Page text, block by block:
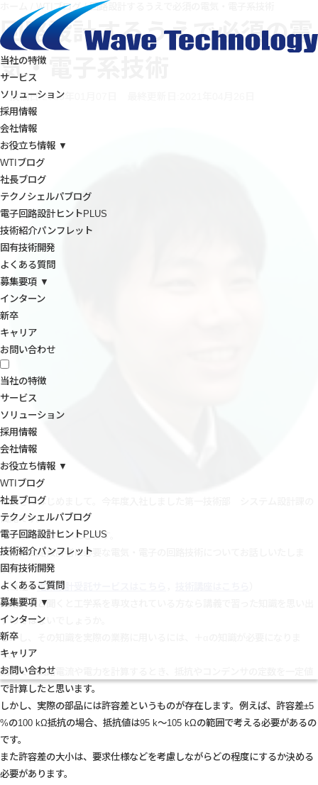
当社の特徴
サービス
ソリューション
採用情報
会社情報
お役立ち情報 ▼
WTIブログ
社長ブログ
テクノシェルパブログ
電子回路設計ヒントPLUS
技術紹介パンフレット
固有技術開発
よくある質問
募集要項 ▼
インターン
新卒
キャリア
お問い合わせ
当社の特徴
サービス
ソリューション
採用情報
会社情報
お役立ち情報 ▼
WTIブログ
社長ブログ
テクノシェルパブログ
電子回路設計ヒントPLUS
技術紹介パンフレット
固有技術開発
よくあるご質問
募集要項 ▼
インターン
新卒
キャリア
お問い合わせ
WTIブログ / 回路設計するうえで必須の電気・電子系技術
回路設計するうえで必須の電
気・電子系技術
投稿日:2020年01月07日
みなさんはじめまして。今年度入社しました第一技術部 システム設計課の
高尾です。
よろしくお願いいたします。
今回は回路設計者に必要な電気・電子の回路技術についてお話しいたしま
す。
（当社の 電気設計受託サービスはこちら
回路技術と聞くと工学系を専攻されている方なら講義で習った知識を思い出
すのではないでしょうか。
しかし、その知識を実際の業務に用いるには、＋αの知識が必要になりま
す。
講義では回路電流や電力を計算するとき、抵抗やコンデンサの定数を一定値
で計算したと思います。
しかし、実際の部品には許容差というものが存在します。例えば、許容差±5
%の100 kΩ抵抗の場合、抵抗値は95 k～105 kΩの範囲で考える必要があるの
です。
また許容差の大小は、要求仕様などを考慮しながらどの程度にするか決める
必要があります。